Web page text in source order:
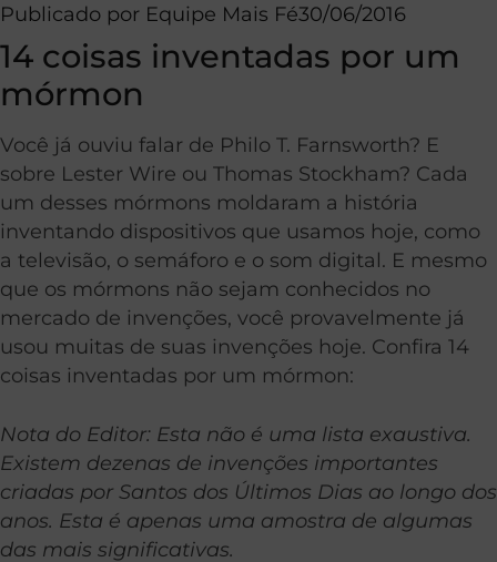
Publicado por Equipe Mais Fé30/06/2016
14 coisas inventadas por um
mórmon
Você já ouviu falar de Philo T. Farnsworth? E
sobre Lester Wire ou Thomas Stockham? Cada
um desses mórmons moldaram a história
inventando dispositivos que usamos hoje, como
a televisão, o semáforo e o som digital. E mesmo
que os mórmons não sejam conhecidos no
mercado de invenções, você provavelmente já
usou muitas de suas invenções hoje. Confira 14
coisas inventadas por um mórmon:
Nota do Editor: Esta não é uma lista exaustiva.
Existem dezenas de invenções importantes
criadas por Santos dos Últimos Dias ao longo dos
anos. Esta é apenas uma amostra de algumas
das mais significativas.